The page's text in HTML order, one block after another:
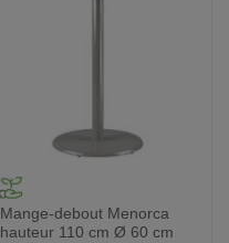
Mange-debout Menorca
hauteur 110 cm Ø 60 cm